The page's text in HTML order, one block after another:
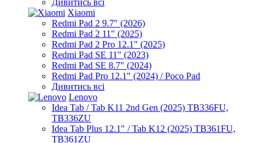
Дивитись всі
Xiaomi
Redmi Pad 2 9.7" (2026)
Redmi Pad 2 11" (2025)
Redmi Pad 2 Pro 12.1" (2025)
Redmi Pad SE 11" (2023)
Redmi Pad SE 8.7" (2024)
Redmi Pad Pro 12.1" (2024) / Poco Pad
Дивитись всі
Lenovo
Idea Tab / Tab K11 2nd Gen (2025) TB336FU,
TB336ZU
Idea Tab Plus 12.1" / Tab K12 (2025) TB361FU,
TB361ZU